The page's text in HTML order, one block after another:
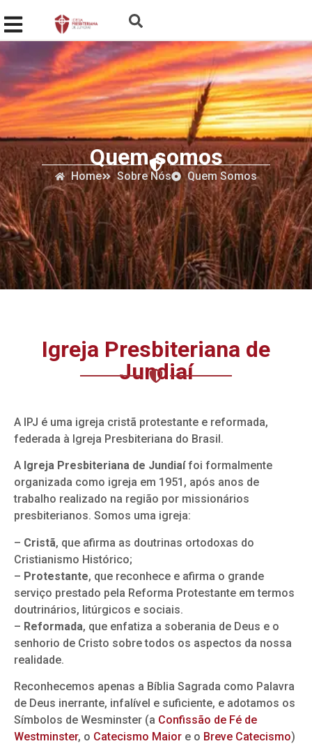
Quem somos
Home Sobre Nós Quem Somos
Igreja Presbiteriana de
Jundiaí
A IPJ é uma igreja cristã protestante e reformada,
federada à Igreja Presbiteriana do Brasil.
A Igreja Presbiteriana de Jundiaífoi formalmente
organizada como igreja em 1951, após anos de
trabalho realizado na região por missionários
presbiterianos. Somos uma igreja:
– Cristã, que afirma as doutrinas ortodoxas do
Cristianismo Histórico;
– Protestante, que reconhece e afirma o grande
serviço prestado pela Reforma Protestante em termos
doutrinários, litúrgicos e sociais.
– Reformada, que enfatiza a soberania de Deus e o
senhorio de Cristo sobre todos os aspectos da nossa
realidade.
Reconhecemos apenas a Bíblia Sagrada como Palavra
de Deus inerrante, infalível e suficiente, e adotamos os
Símbolos de Wesminster (a Confissão de Fé de
Westminster, o Catecismo Maior e o Breve Catecismo)